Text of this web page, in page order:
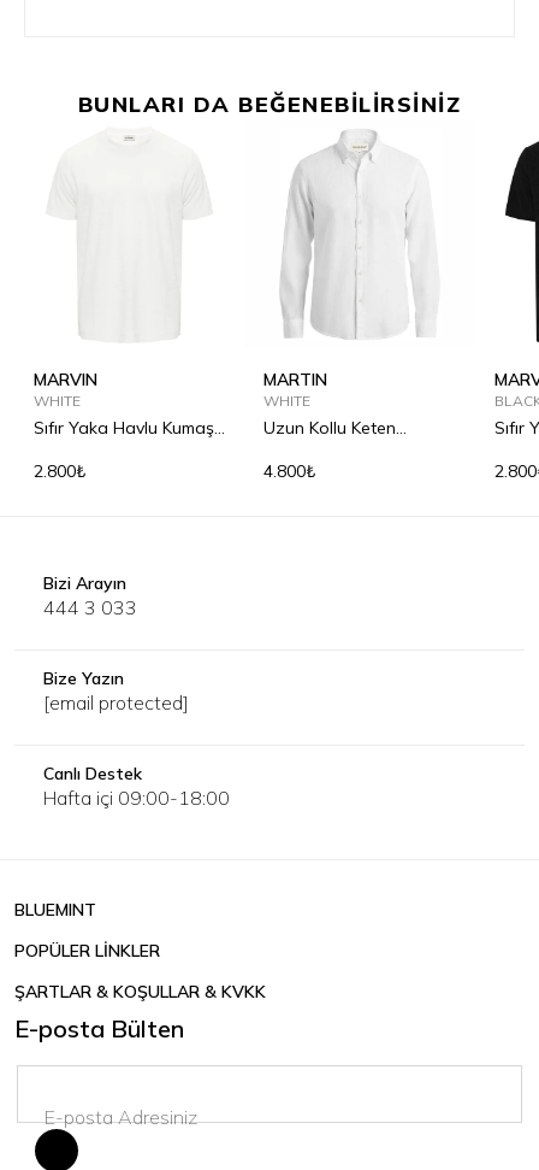
BUNLARI DA BEĞENEBİLİRSİNİZ
MARVIN
WHITE
Sıfır Yaka Havlu Kumaş
2.800₺
MARTIN
WHITE
Uzun Kollu Keten
4.800₺
Sıfır
Bizi Arayın
444 3 033
Bize Yazın
[email protected]
Canlı Destek
Hafta içi 09:00-18:00
BLUEMINT
POPÜLER LİNKLER
ŞARTLAR & KOŞULLAR & KVKK
E-posta Bülten